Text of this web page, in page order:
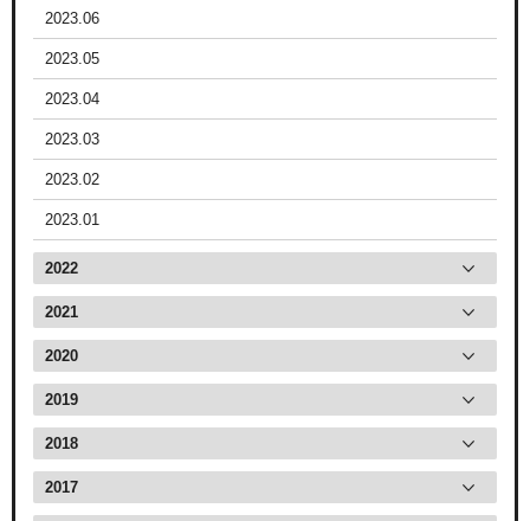
2023.06
2023.05
2023.04
2023.03
2023.02
2023.01
2022
2021
2020
2019
2018
2017